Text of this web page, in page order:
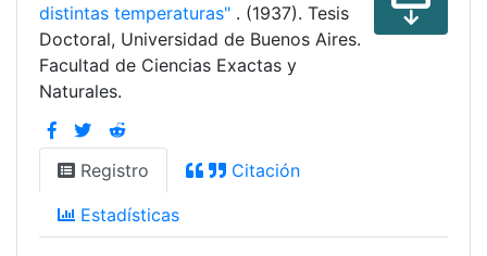
distintas temperaturas" . (1937). Tesis
Doctoral, Universidad de Buenos Aires.
Facultad de Ciencias Exactas y
Naturales.
Registro Citación
Estadísticas